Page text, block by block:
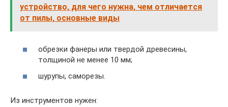
устройство, для чего нужна, чем отличается
от пилы, основные виды
обрезки фанеры или твердой древесины,
толщиной не менее 10 мм;
шурупы, саморезы.
Из инструментов нужен: